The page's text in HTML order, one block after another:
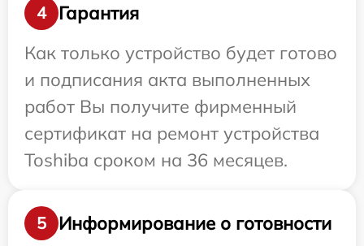
4
Гарантия
Как только устройство будет готово
и подписания акта выполненных
работ Вы получите фирменный
сертификат на ремонт устройства
Toshiba сроком на 36 месяцев.
5 Информирование о готовности